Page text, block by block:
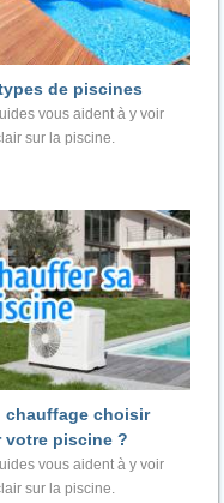
de piscines
vous aident à y voir
sur la piscine.
chauffage choisir
votre piscine ?
vous aident à y voir
sur la piscine.